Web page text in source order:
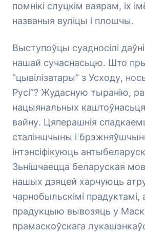
помнікі слуцкім ваярам, іх
названыя вуліцы і плошчы.
Выступоўцы суадносілі
нашай сучаснасьцю. Што
“цывілізатары” з Усходу,
Русі”? Жудасную тыранію,
нацыянальных
вайну. Цяперашнія
сталіншчыны і
інтэнсіфікуюць
Зьнішчаецца беларуская
нашых дзяцей харчуюць
чарнобыльскімі
прадукцыю вывозяць у
прамаскоўскага